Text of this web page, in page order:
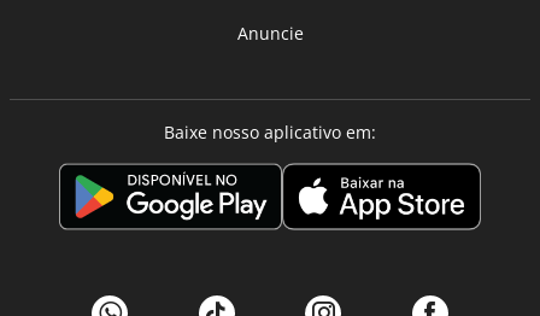
Anuncie
Baixe nosso aplicativo em: